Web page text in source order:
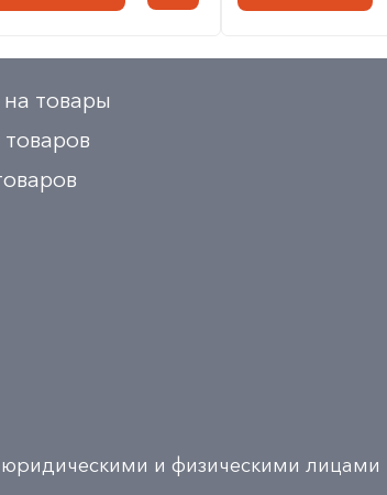
товары
и физическими лицами